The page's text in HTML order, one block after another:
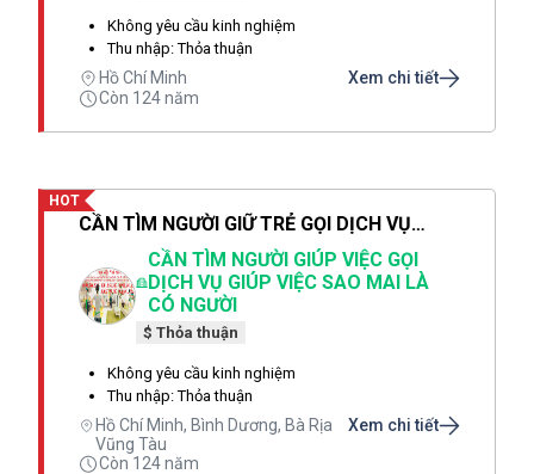
Không yêu cầu kinh nghiệm
Thu nhập: Thỏa thuận
Hồ Chí Minh
Còn 124 năm
Xem chi tiết
CẦN TÌM NGƯỜI GIỮ TRẺ GỌI DỊCH VỤ SAO MAI CHỊ THẢO LÀ CÓ NGƯỜI SAU 1 PHÚT
CẦN TÌM NGƯỜI GIÚP VIỆC GỌI
DỊCH VỤ GIÚP VIỆC SAO MAI LÀ
CÓ NGƯỜI
$ Thỏa thuận
Không yêu cầu kinh nghiệm
Thu nhập: Thỏa thuận
Hồ Chí Minh, Bình Dương, Bà Rịa
Vũng Tàu
Còn 124 năm
Xem chi tiết
HOT